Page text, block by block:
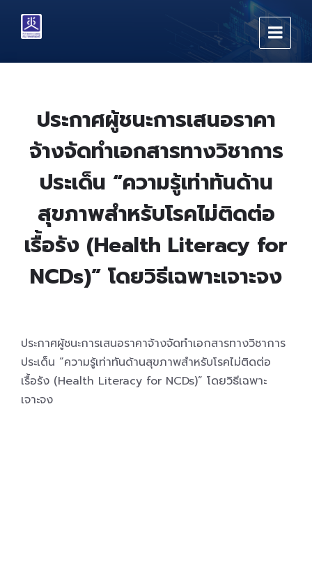
content
main
footer
ประกาศผู้ชนะการเสนอราคา
จ้างจัดทำเอกสารทางวิชาการ
ประเด็น “ความรู้เท่าทันด้าน
สุขภาพสำหรับโรคไม่ติดต่อ
เรื้อรัง (Health Literacy for
NCDs)” โดยวิธีเฉพาะเจาะจง
ประกาศผู้ชนะการเสนอราคาจ้างจัดทำเอกสารทางวิชาการ
ประเด็น “ความรู้เท่าทันด้านสุขภาพสำหรับโรคไม่ติดต่อ
เรื้อรัง (Health Literacy for NCDs)” โดยวิธีเฉพาะ
เจาะจง